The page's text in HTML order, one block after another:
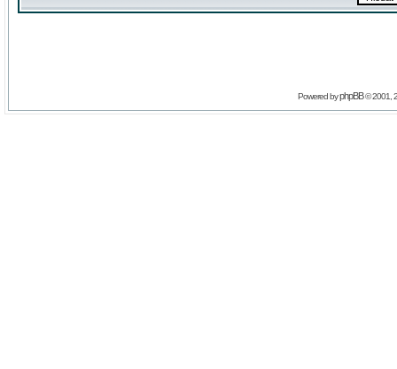
Powered byphpBB© 2001,